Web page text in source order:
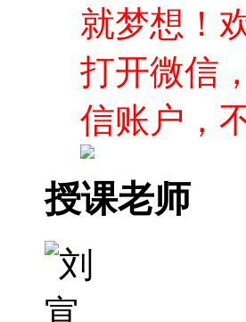
授课老师
刘宣求
老师其他课程